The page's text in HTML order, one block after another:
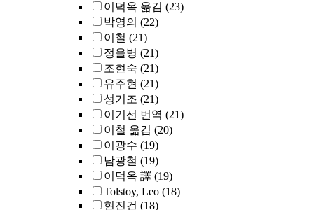
이덕옥 옮김 (23)
박영의 (22)
이철 (21)
정을병 (21)
조현숙 (21)
유주현 (21)
성기조 (21)
이기선 번역 (21)
이철 옮김 (20)
이광수 (19)
남광철 (19)
이덕옥 譯 (19)
Tolstoy, Leo (18)
현진건 (18)